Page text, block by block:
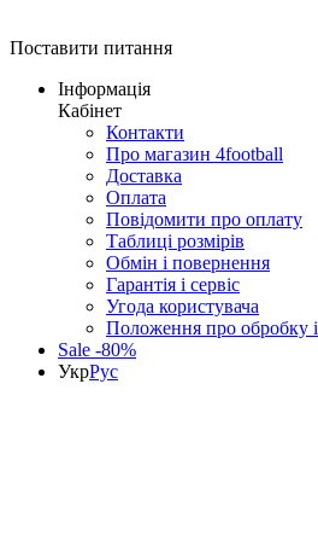
Поставити питання
Інформація
Кабінет
Контакти
Про магазин 4football
Доставка
Оплата
Повідомити про оплату
Таблиці розмірів
Обмін і повернення
Гарантія і сервіс
Угода користувача
Положення про обробку
Sale -80%
УкрРус